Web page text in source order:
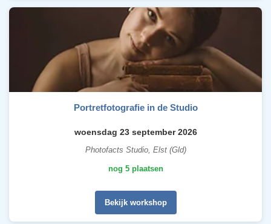
Portretfotografie in de Studio
woensdag 23 september 2026
Photofacts Studio, Elst (Gld)
nog 5 plaatsen
Bekijk workshop